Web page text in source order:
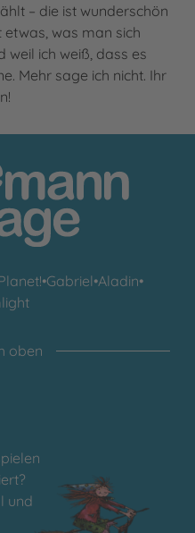
– die ist wunderschön
was man sich
weil ich weiß, dass es
Mehr sage ich nicht. Ihr
•Gabriel•Aladin•
oben
und